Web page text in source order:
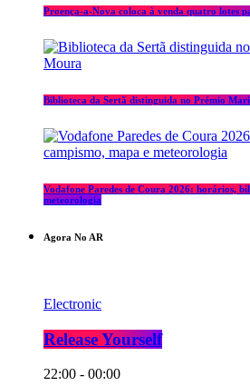
Proença-a-Nova coloca à venda quatro lotes
Biblioteca da Sertã distinguida no Prémio
Vodafone Paredes de Coura 2026: horários,
meteorologia
Agora No AR
Electronic
Release Yourself
22:00 - 00:00